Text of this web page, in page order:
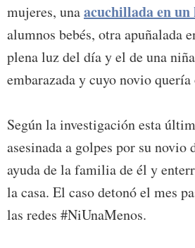
mujeres, unaacuchillada en
alumnos bebés, otra apuñalada
plena luz del día y el de una
embarazada y cuyo novio
Según la investigación esta
asesinada a golpes por su novio
ayuda de la familia de él y
la casa. El caso detonó el mes
las redes #NiUnaMenos.